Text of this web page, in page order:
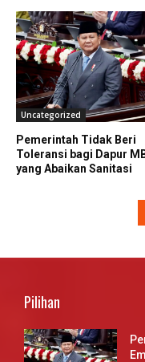
Uncategorized
Pemerintah Tidak Beri
Toleransi bagi Dapur
yang Abaikan Sanitasi
Pilihan